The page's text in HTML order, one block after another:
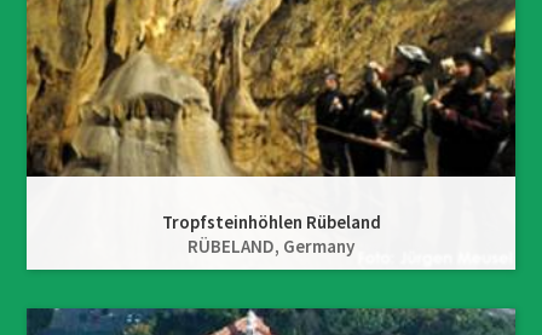
Tropfsteinhöhlen Rübeland
RÜBELAND, Germany